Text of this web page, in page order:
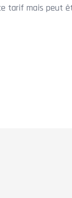
tarif mais peut